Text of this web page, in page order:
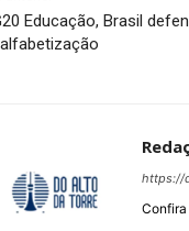
Educação, Brasil
https://